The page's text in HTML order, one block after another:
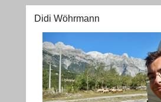
Didi Wöhrmann